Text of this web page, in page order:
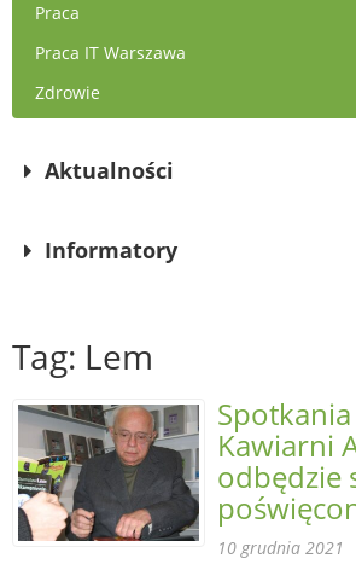
Praca
Praca IT Warszawa
Zdrowie
Aktualności
Informatory
Tag: Lem
Kawiarni
odbędzie
10 grudnia 2021